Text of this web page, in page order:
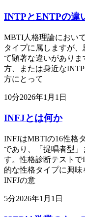
INTPとENTPの違
MBTI人格理論におい
タイプに属しますが
て顕著な違いがあり
方、または身近な
方にとって
10分2026年1月1日
INFJとは何か
INFJはMBTIの16性格
であり、「提唱者型
す。性格診断テスト
的な性格タイプに興
INFJの意
5分2026年1月1日